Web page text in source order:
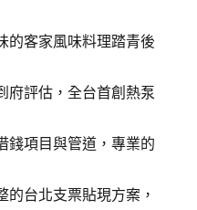
的客家風味料理踏青後
府評估，全台首創熱泵
錢項目與管道，專業的
的台北支票貼現方案，